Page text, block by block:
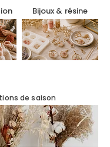
Bijoux & résine
de saison